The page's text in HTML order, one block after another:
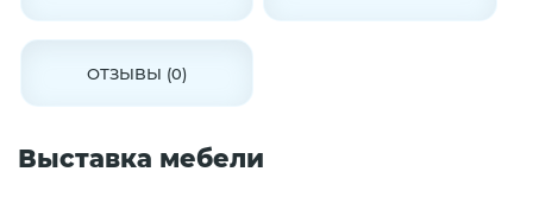
ОТЗЫВЫ (0)
Выставка мебели